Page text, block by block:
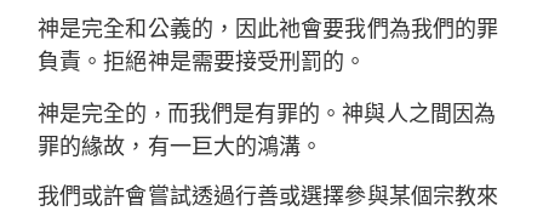
神是完全和公義的，因此祂會要我們為我們的罪
負責。拒絕神是需要接受刑罰的。
神是完全的 ， 而我們是有罪的。神與人之間因為
罪的緣故，有一巨大的鴻溝。
我們或許會嘗試透過行善或選擇參與某個宗教來